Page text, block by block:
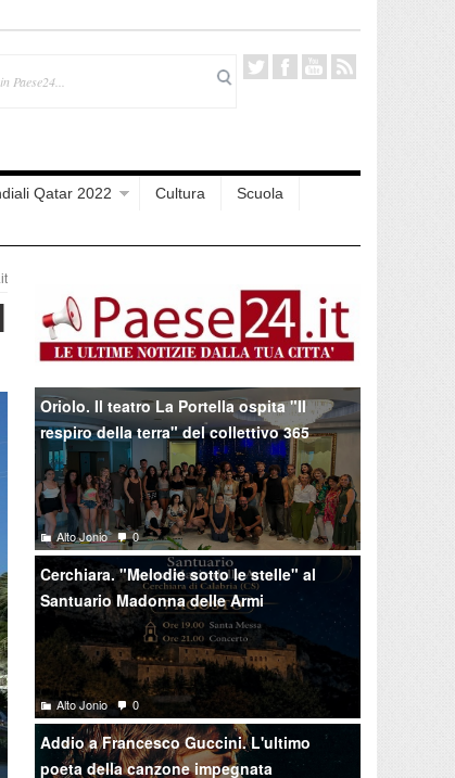
Qatar 2022 Cultura
Scuola
Oriolo. Il teatro La Portella ospita "Il
respiro della terra" del collettivo 365
Alto Jonio 0
Cerchiara. "Melodie sotto le stelle" al
Santuario Madonna delle Armi
Alto Jonio 0
Addio a Francesco Guccini. L'ultimo
poeta della canzone impegnata